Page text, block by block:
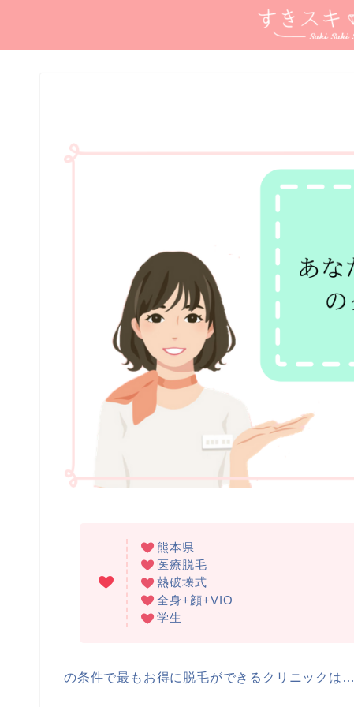
熊本県
医療脱毛
熱破壊式
全身+顔+VIO
学生
の条件で最もお得に脱毛ができるクリニックは…